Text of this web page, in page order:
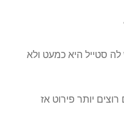
סטייל היא כמעט ולא
יותר פירוט אז